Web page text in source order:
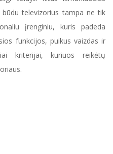
televizorius tampa ne tik
įrenginiu, kuris padeda
funkcijos, puikus vaizdas ir
kriterijai, kuriuos reikėtų